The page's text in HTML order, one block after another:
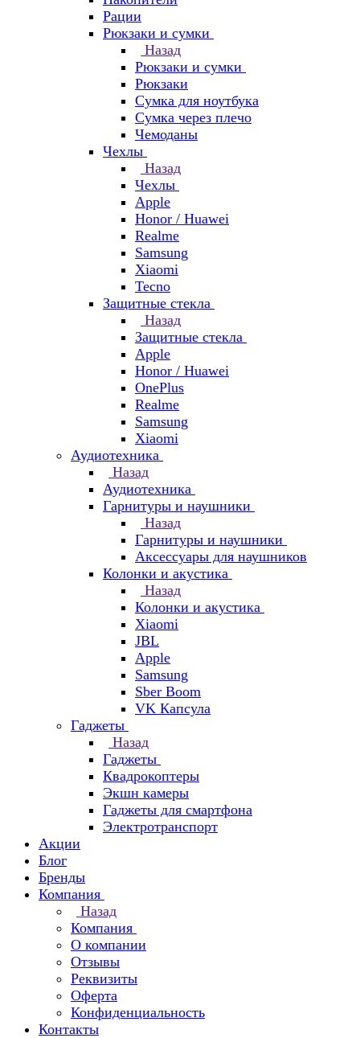
Рации
Рюкзаки и сумки
Назад
Рюкзаки и сумки
Рюкзаки
Сумка для ноутбука
Сумка через плечо
Чемоданы
Чехлы
Назад
Чехлы
Apple
Honor / Huawei
Realme
Samsung
Xiaomi
Tecno
Защитные стекла
Назад
Защитные стекла
Apple
Honor / Huawei
OnePlus
Realme
Samsung
Xiaomi
Аудиотехника
Назад
Аудиотехника
Гарнитуры и наушники
Назад
Гарнитуры и наушники
Аксессуары для наушников
Колонки и акустика
Назад
Колонки и акустика
Xiaomi
JBL
Apple
Samsung
Sber Boom
VK Капсула
Гаджеты
Назад
Гаджеты
Квадрокоптеры
Экшн камеры
Гаджеты для смартфона
Электротранспорт
Акции
Блог
Бренды
Компания
Назад
Компания
О компании
Отзывы
Реквизиты
Оферта
Конфиденциальность
Контакты